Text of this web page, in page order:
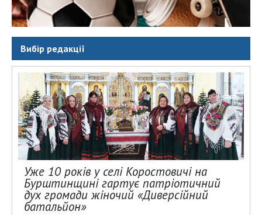
Вибір редакції
Уже 10 років у селі Коростовичі на
Бурштинщині гартує патріотичний
дух громади жіночий «Диверсійний
батальйон»